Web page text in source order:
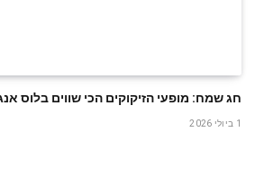
חג שמח: מופעי הזיקוקים הכי שווים בלוס אנג'לס
1 ביולי 2026